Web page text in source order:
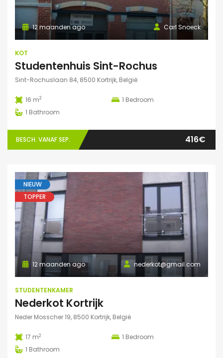
Carl Snoeck
12 maanden ago
KOT
Studentenhuis Sint-Rochus
Sint-Rochuslaan 84, 8500 Kortrijk, België
16 m2 1 Bedroom
1 Bathroom
BESCH. VANAF SEP. 416€
NIEUW
TOPPER
nederkot@gmail.com
12 maanden ago
STUDENTENKAMER
Nederkot Kortrijk
Neder Mosscher 19, 8500 Kortrijk, België
17 m2 1 Bedroom
1 Bathroom